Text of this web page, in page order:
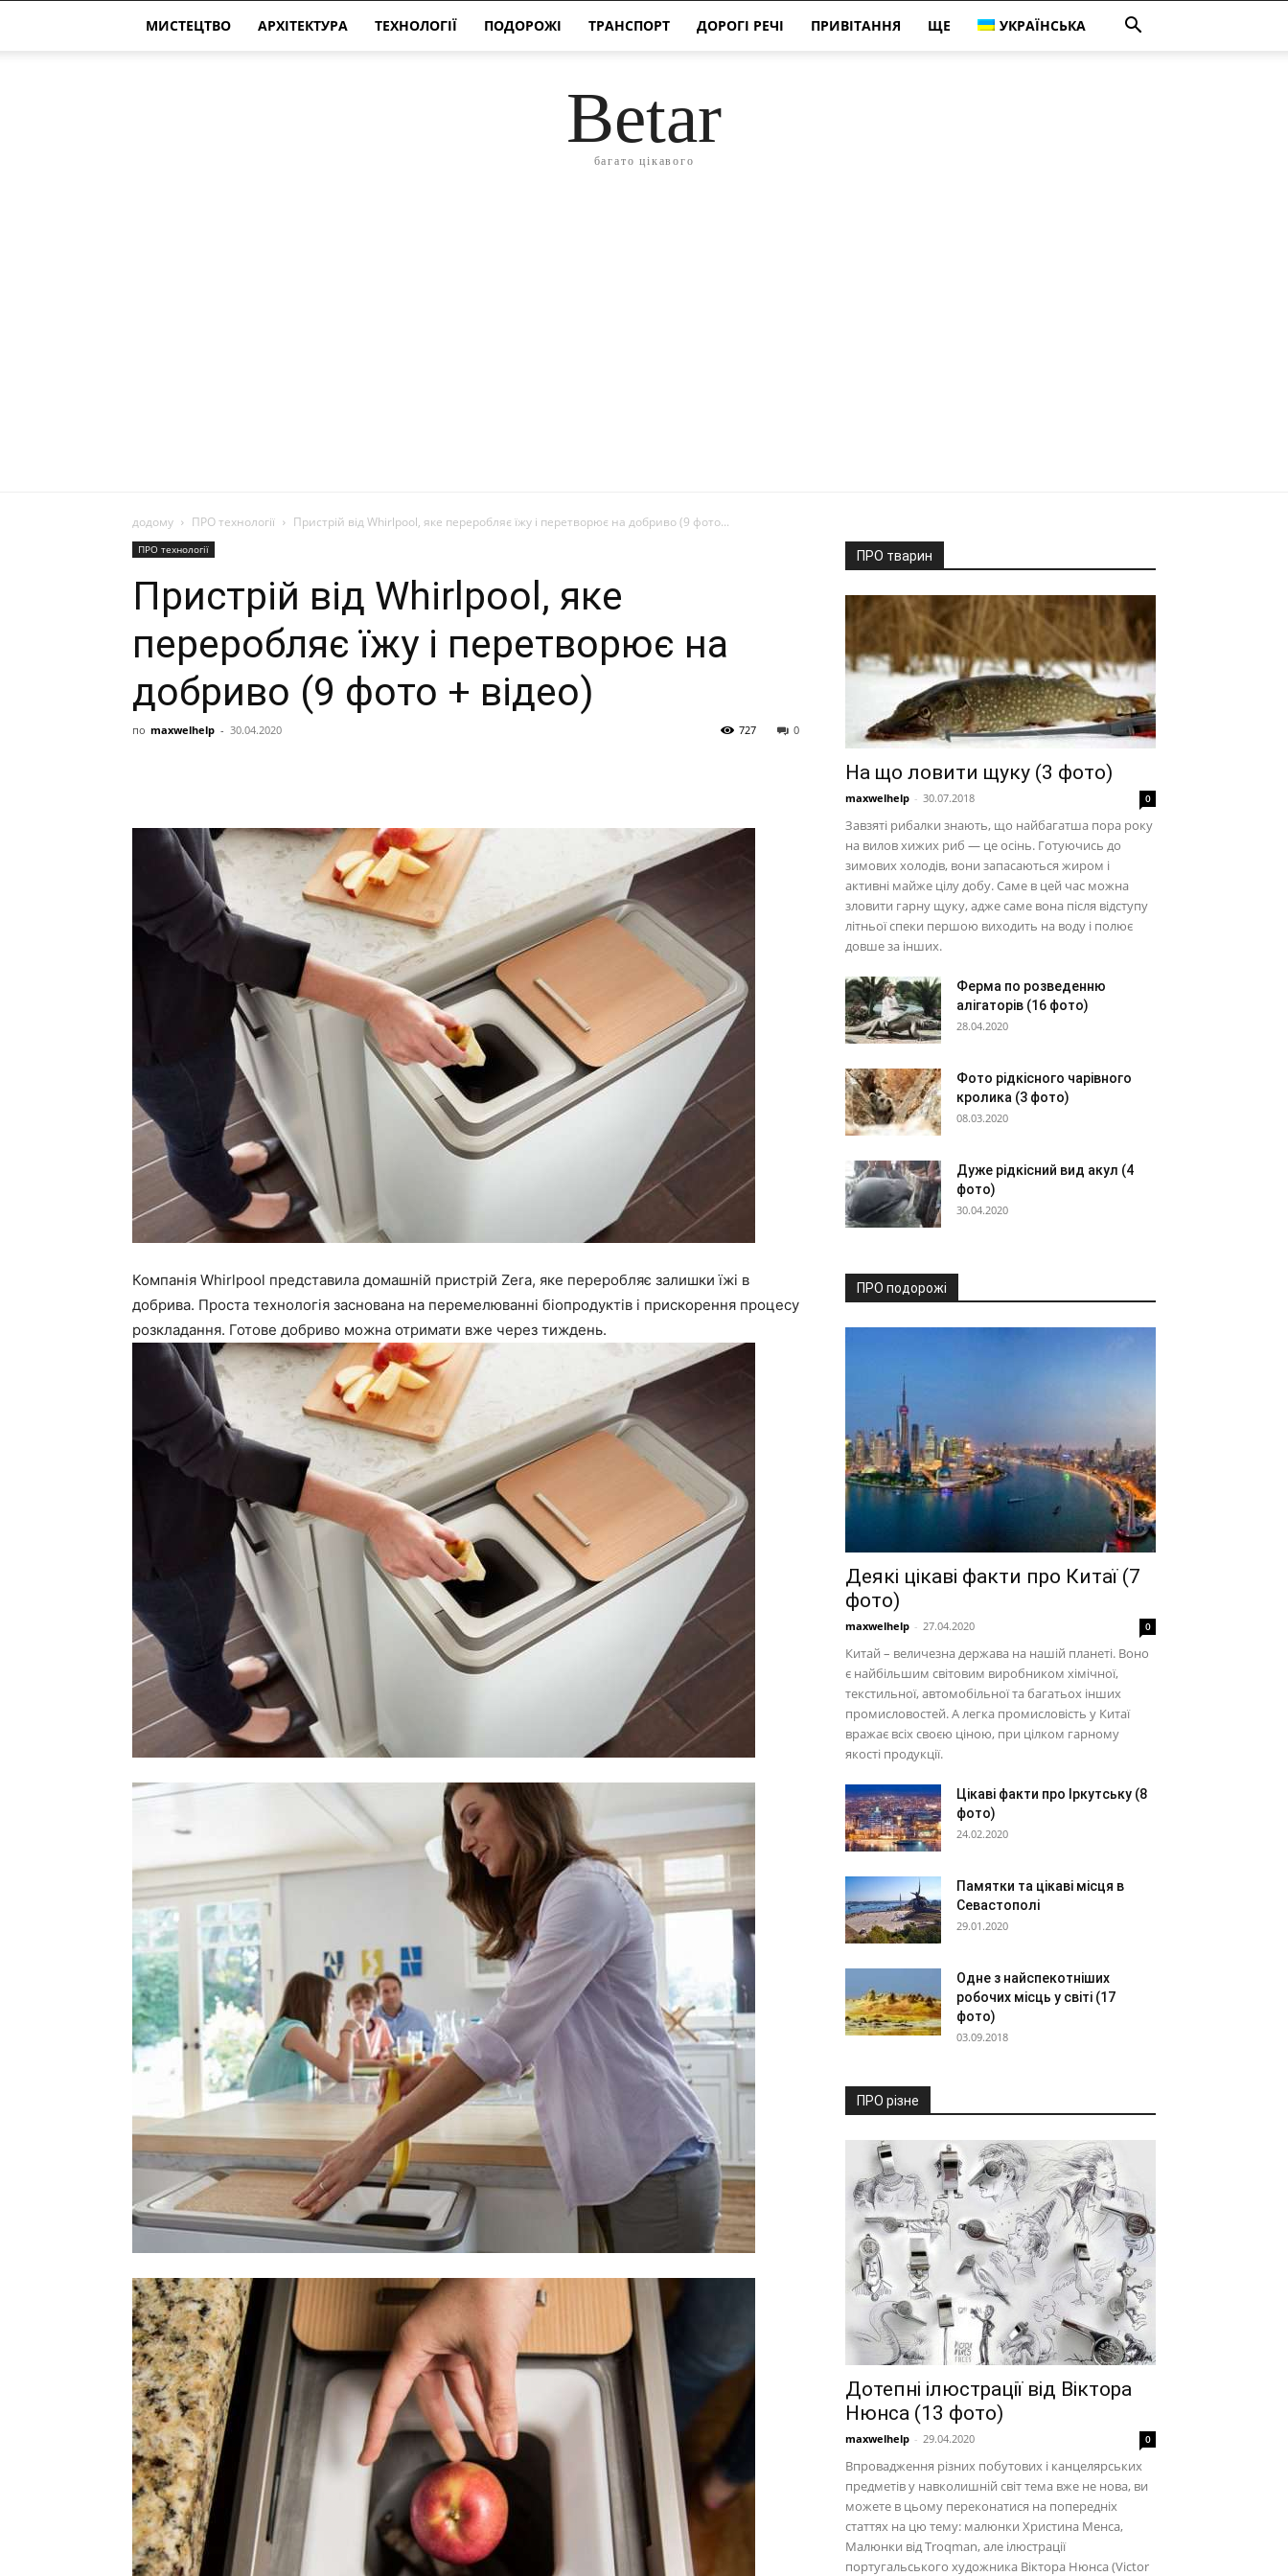
МИСТЕЦТВО АРХІТЕКТУРА ТЕХНОЛОГІЇ ПОДОРОЖІ ТРАНСПОРТ ДОРОГІ РЕЧІ ПРИВІТАННЯ ЩЕ УКРАЇНСЬКА
Betar
багато цікавого
додому ПРО технології Пристрій від Whirlpool, яке переробляє їжу і перетворює на добриво (9 фото...
ПРО технології
Пристрій від Whirlpool, яке
переробляє їжу і перетворює на
добриво (9 фото + відео)
по maxwelhelp - 30.04.2020 0
727
Компанія Whirlpool представила домашній пристрій Zera, яке переробляє залишки їжі в
добрива. Проста технологія заснована на перемелюванні біопродуктів і прискорення процесу
розкладання. Готове добриво можна отримати вже через тиждень.
ПРО тварин
На що ловити щуку (3 фото)
maxwelhelp - 30.07.2018 0
Завзяті рибалки знають, що найбагатша пора року
на вилов хижих риб — це осінь. Готуючись до
зимових холодів, вони запасаються жиром і
активні майже цілу добу. Саме в цей час можна
зловити гарну щуку, адже саме вона після відступу
літньої спеки першою виходить на воду і полює
довше за інших.
Ферма по розведенню
алігаторів (16 фото)
28.04.2020
Фото рідкісного чарівного
кролика (3 фото)
08.03.2020
Дуже рідкісний вид акул (4
фото)
30.04.2020
ПРО подорожі
Деякі цікаві факти про Китаї (7
фото)
maxwelhelp - 27.04.2020 0
Китай – величезна держава на нашій планеті. Воно
є найбільшим світовим виробником хімічної,
текстильної, автомобільної та багатьох інших
промисловостей. А легка промисловість у Китаї
вражає всіх своєю ціною, при цілком гарному
якості продукції.
Цікаві факти про Іркутську (8
фото)
24.02.2020
Памятки та цікаві місця в
Севастополі
29.01.2020
Одне з найспекотніших
робочих місць у світі (17
фото)
03.09.2018
ПРО різне
Дотепні ілюстрації від Віктора
Нюнса (13 фото)
maxwelhelp - 29.04.2020 0
Впровадження різних побутових і канцелярських
предметів у навколишній світ тема вже не нова, ви
можете в цьому переконатися на попередніх
статтях на цю тему: малюнки Христина Менса,
Малюнки від Troqman, але ілюстрації
португальського художника Віктора Нюнса (Victor